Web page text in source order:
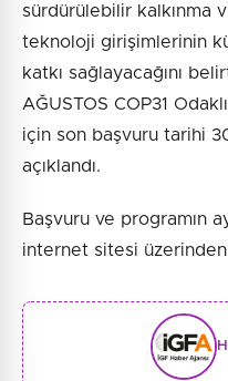
sürdürülebilir kalkınma
teknoloji girişimlerinin
katkı sağlayacağını
AĞUSTOS COP31
için son başvuru tarihi
açıklandı.
Başvuru ve programın
internet sitesi üzerinden